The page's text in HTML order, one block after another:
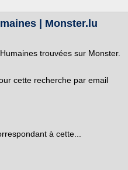
| Monster.lu
trouvées sur Monster.
cette recherche par email
à cette...